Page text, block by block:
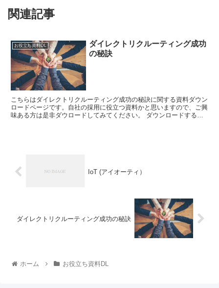
関連記事
お役立ち資料DL
ダイレクトリクルーティング成功
の秘訣
こちらはダイレクトリクルーティング成功の秘訣に関する資料ダウン
ロードページです。自社の採用に役立つ資料かと思いますので、ご興
味ある方は是非ダウロードしてみてください。 ダウンロードするに
IoT (アイオーティ）
ダイレクトリクルーティング成功の秘訣
ホーム お役立ち資料DL